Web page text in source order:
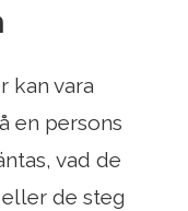
kan vara
en persons
vad de
de steg